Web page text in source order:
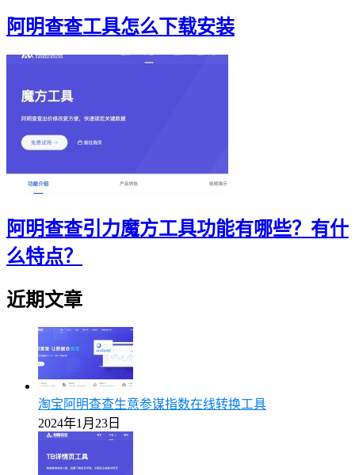
阿明查查工具怎么下载安装
阿明查查引力魔方工具功能有哪些？有什
么特点？
近期文章
淘宝阿明查查生意参谋指数在线转换工具
2024年1月23日